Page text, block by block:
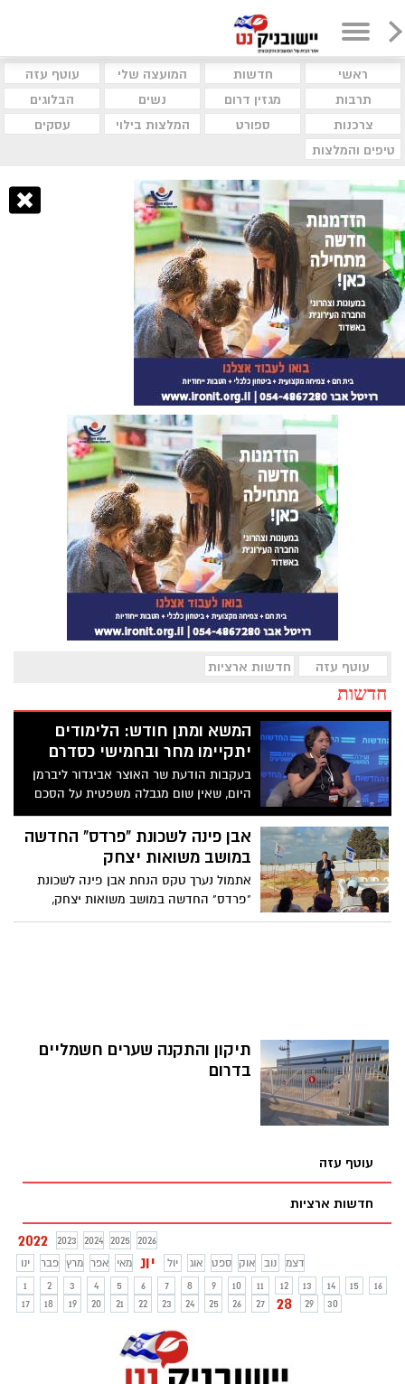
ראשי חדשות המועצה שלי
עוטף עזה
תרבות
מגזין דרום נשים
הבלוגים
צרכנות
ספורט המלצות בילוי
עסקים
טיפים והמלצות
עוטף עזה חדשות ארציות
חדשות
המשא ומתן חודש: הלימודים
יתקיימו מחר ובחמישי כסדרם
בעקבות הודעת שר האוצר אביגדור ליברמן
היום, שאין שום מגבלה משפטית על הסכם
שכר לעובדי ההוראה - בהסתדרות המורים
אומרים כי אין מניעה לשוב לשולחן המו"מ
ומודיעים כי הלימודים יתקיימו מחר ובחמישי
אבן פינה לשכונת "פרדס" החדשה
במושב משואות יצחק
אתמול נערך טקס הנחת אבן פינה לשכונת
"פרדס" החדשה במושב משואות יצחק,
במעמד ראש המועצה האיזורית שפיר, אדיר
תיקון והתקנה שערים חשמליים
בדרום
עוטף עזה
חדשות ארציות
2022 2023 2024 2025
2026
ינו
פבר מרץ אפר מאי יונ יול אוג ספט אוק נוב
דצמ
1
2 3 4 5 6 7 8 9 10 11 12 13 14 15
16
17
18 19 20 21 22 23 24 25 26 27 28 29 30